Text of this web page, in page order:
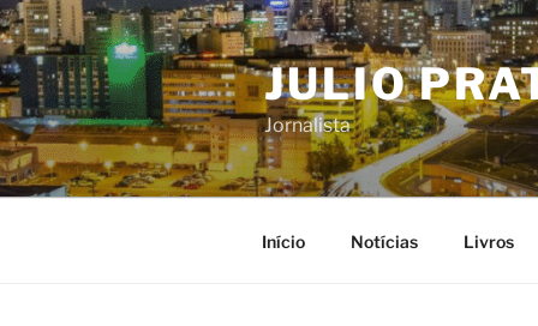
Pular
para
o
conteúdo
JULIO
Jornalista
Início Notícias Livros